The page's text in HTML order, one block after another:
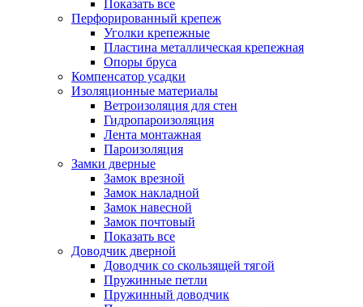
Показать все
Перфорированный крепеж
Уголки крепежные
Пластина металлическая крепежная
Опоры бруса
Компенсатор усадки
Изоляционные материалы
Ветроизоляция для стен
Гидропароизоляция
Лента монтажная
Пароизоляция
Замки дверные
Замок врезной
Замок накладной
Замок навесной
Замок почтовый
Показать все
Доводчик дверной
Доводчик со скользящей тягой
Пружинные петли
Пружинный доводчик